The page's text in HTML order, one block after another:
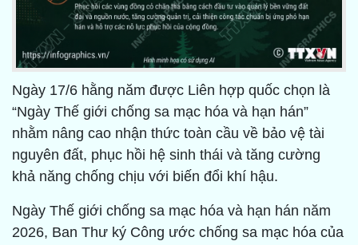
Ngày 17/6 hằng năm được Liên hợp quốc chọn là
“Ngày Thế giới chống sa mạc hóa và hạn hán”
nhằm nâng cao nhận thức toàn cầu về bảo vệ tài
nguyên đất, phục hồi hệ sinh thái và tăng cường
khả năng chống chịu với biến đổi khí hậu.
Ngày Thế giới chống sa mạc hóa và hạn hán năm
2026, Ban Thư ký Công ước chống sa mạc hóa của